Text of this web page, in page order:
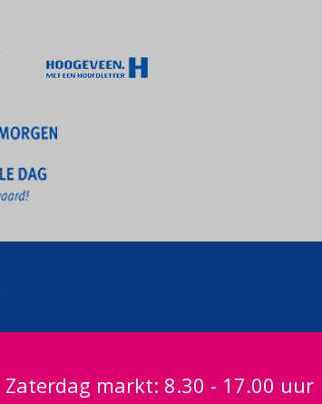
Zaterdag markt: 8.30 - 17.00 uur